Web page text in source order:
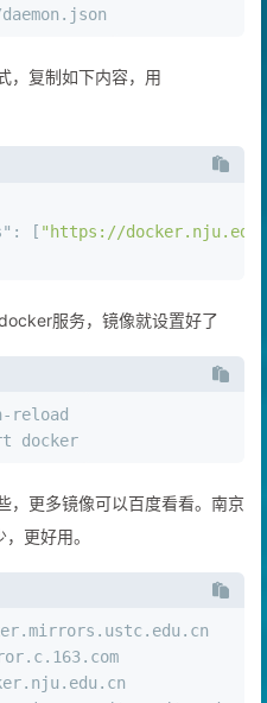
，复制如下内容，用
: [ "https://
服务，镜像就设置好了
reload
docker
，更多镜像可以百度看看。南京
更好用。